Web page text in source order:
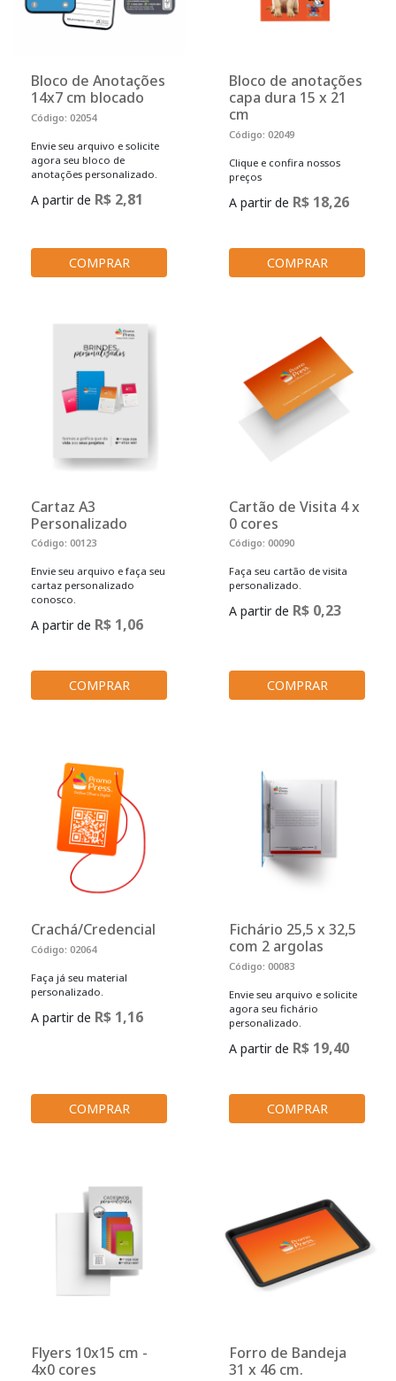
Bloco de Anotações
14x7 cm blocado
Código: 02054
Envie seu arquivo e solicite
agora seu bloco de
anotações personalizado.
A partir de R$ 2,81
COMPRAR
Bloco de anotações
capa dura 15 x 21
cm
Código: 02049
Clique e confira nossos
preços
A partir de R$ 18,26
COMPRAR
Cartaz A3
Personalizado
Código: 00123
Envie seu arquivo e faça seu
cartaz personalizado
conosco.
A partir de R$ 1,06
COMPRAR
Cartão de Visita 4 x
0 cores
Código: 00090
Faça seu cartão de visita
personalizado.
A partir de R$ 0,23
COMPRAR
Crachá/Credencial
Código: 02064
Faça já seu material
personalizado.
A partir de R$ 1,16
COMPRAR
Fichário 25,5 x 32,5
com 2 argolas
Código: 00083
Envie seu arquivo e solicite
agora seu fichário
personalizado.
A partir de R$ 19,40
COMPRAR
Flyers 10x15 cm -
4x0 cores
Forro de Bandeja
31 x 46 cm.